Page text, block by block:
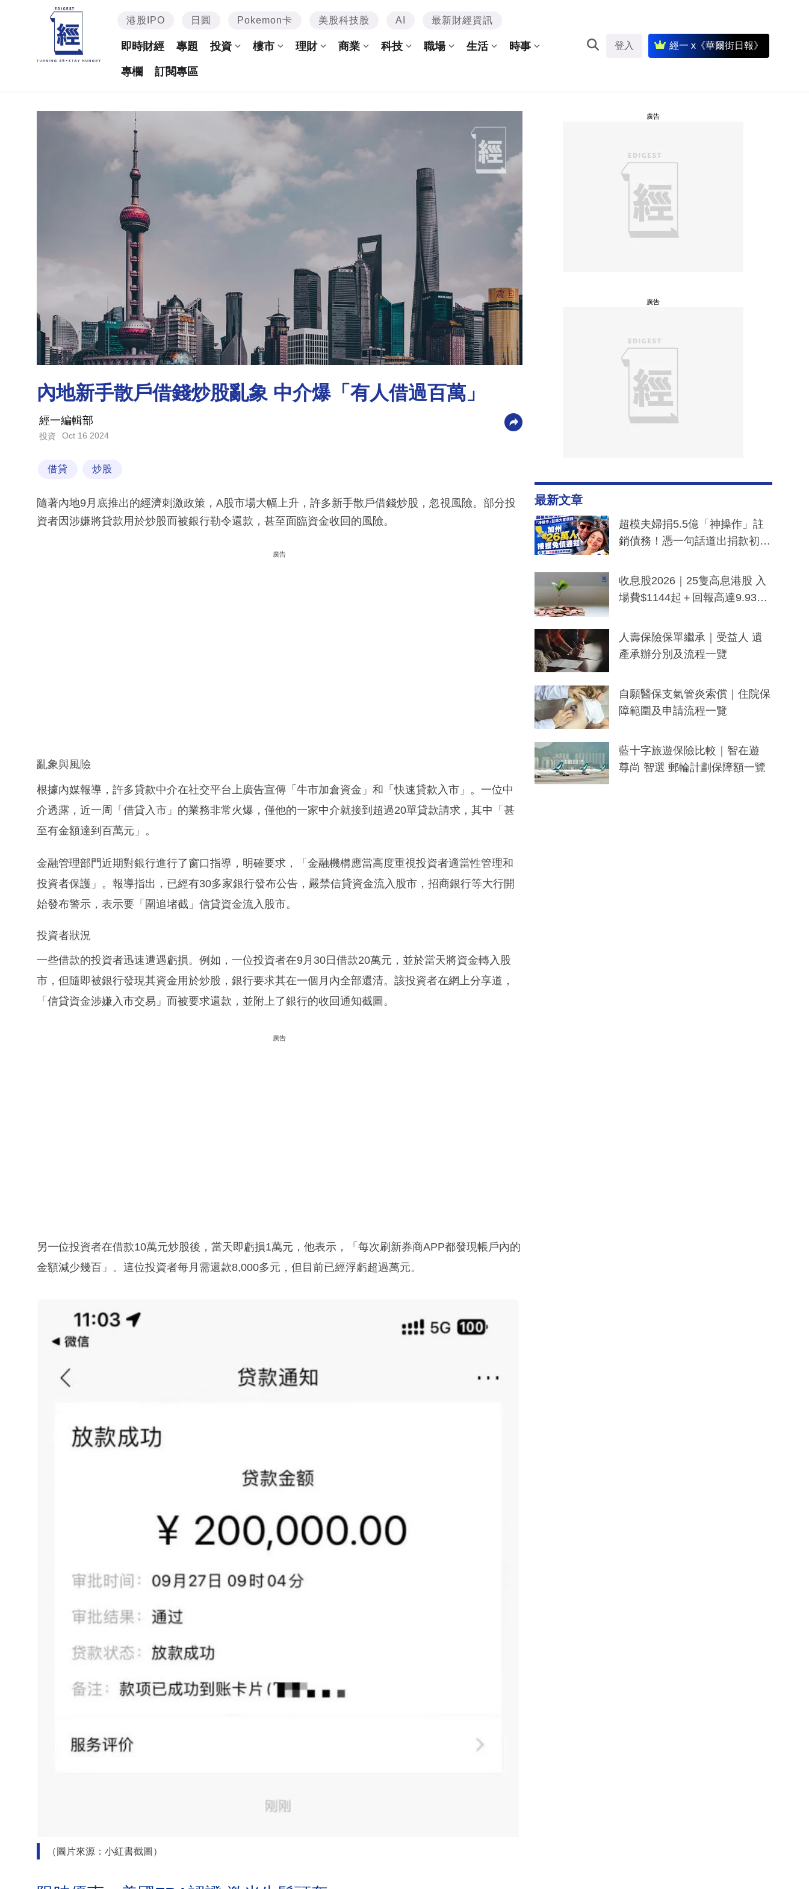
港股IPO 日圓 Pokemon卡 美股科技股 AI 最新財經資訊
即時財經 專題 投資 樓市 理財 商業 科技 職場 生活 時事
專欄 訂閱專區
登入 經一 x《華爾街日報》
內地新手散戶借錢炒股亂象 中介爆「有人借過百萬」
經一編輯部
投資 Oct 16 2024
借貸 炒股
隨著內地9月底推出的經濟刺激政策，A股市場大幅上升，許多新手散戶借錢炒股，忽視風險。部分投
資者因涉嫌將貸款用於炒股而被銀行勒令還款，甚至面臨資金收回的風險。
廣告
亂象與風險
根據內媒報導，許多貸款中介在社交平台上廣告宣傳「牛市加倉資金」和「快速貸款入市」。一位中
介透露，近一周「借貸入市」的業務非常火爆，僅他的一家中介就接到超過20單貸款請求，其中「甚
至有金額達到百萬元」。
金融管理部門近期對銀行進行了窗口指導，明確要求，「金融機構應當高度重視投資者適當性管理和
投資者保護」。報導指出，已經有30多家銀行發布公告，嚴禁信貸資金流入股市，招商銀行等大行開
始發布警示，表示要「圍追堵截」信貸資金流入股市。
投資者狀況
一些借款的投資者迅速遭遇虧損。例如，一位投資者在9月30日借款20萬元，並於當天將資金轉入股
市，但隨即被銀行發現其資金用於炒股，銀行要求其在一個月內全部還清。該投資者在網上分享道，
「信貸資金涉嫌入市交易」而被要求還款，並附上了銀行的收回通知截圖。
廣告
另一位投資者在借款10萬元炒股後，當天即虧損1萬元，他表示，「每次刷新券商APP都發現帳戶內的
金額減少幾百」。這位投資者每月需還款8,000多元，但目前已經浮虧超過萬元。
（圖片來源：小紅書截圖）
廣告
廣告
最新文章
超模夫婦捐5.5億「神操作」註
銷債務！憑一句話道出捐款初
一度被誤當詐騙手段
收息股2026｜25隻高息港股 入
場費$1144起＋回報高達9.93
人壽保險保單繼承｜受益人 遺
產承辦分別及流程一覽
自願醫保支氣管炎索償｜住院保
障範圍及申請流程一覽
藍十字旅遊保險比較｜智在遊
尊尚 智選 郵輪計劃保障額一覽